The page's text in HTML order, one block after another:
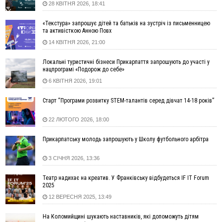
10:02
Змушував надсилати інтимні фото: на Прикарпатті
09:22
АМКУ розпочав справу проти Гвіздецької селищної ради
через різні ставки земельного податку
08:54
Синоптики попереджають про значний дощ на Прикарпатті
до кінця п'ятниці
08:45
Нафтогазову площу на межі Прикарпаття та Львівщини
повторно виставили на аукціон за 830 млн
06 Серпня
18:46 ФОТО
17:45
Сили оборони уразила Ярославський НПЗ та кораблі
берегової охорони фсб у Керчі
17:17
ВІДЕО
далеко за межами Коломиї
16:27
На Прикарпатті триває декларування вогнепальної зброї:
уже зареєстровано 282 одиниці
15:58
Понад 9 тис. прикарпатських вступників отримали
рекомендації до зарахування на бакалаврат у ВНЗ
28 КВІТНЯ 2026, 18:41
«Текстура» запрошує дітей та батьків на зустріч із письменницею
та активісткою Анною Повх
14 КВІТНЯ 2026, 21:00
Локальні туристичні бізнеси Прикарпаття запрошують до участі у
нацпрограмі «Подорож до себе»
6 КВІТНЯ 2026, 19:01
Старт “Програми розвитку STEM-талантів серед дівчат 14-18 років”
22 ЛЮТОГО 2026, 18:00
Прикарпатську молодь запрошують у Школу футбольного арбітра
3 СІЧНЯ 2026, 13:36
Театр надихає на креатив. У Франківську відбудеться IF IT Forum
2025
12 ВЕРЕСНЯ 2025, 13:49
На Коломийщині шукають наставників, які допоможуть дітям